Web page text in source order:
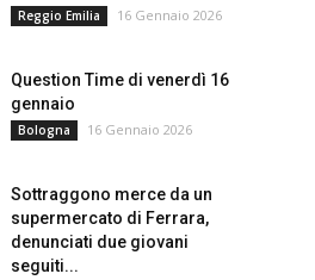
Reggio Emilia 16 Gennaio 2026
Question Time di venerdì 16
gennaio
Bologna 16 Gennaio 2026
Sottraggono merce da un
supermercato di Ferrara,
denunciati due giovani
seguiti...